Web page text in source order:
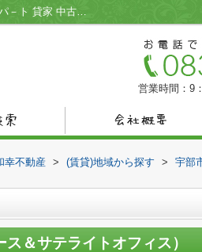
EN-biz（ワーキングスペース＆サテライトオフィス）／宇部市の不動産情報 賃貸アパ－ト 貸家 中古住宅 中古マンション 土地／株式会社和幸不動産
営業時間：9
幸不動産 > (賃貸)地域から探す > 宇部
＆サテライトオフィス）